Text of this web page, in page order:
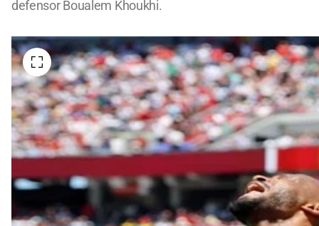
defensor Boualem Khoukhi.